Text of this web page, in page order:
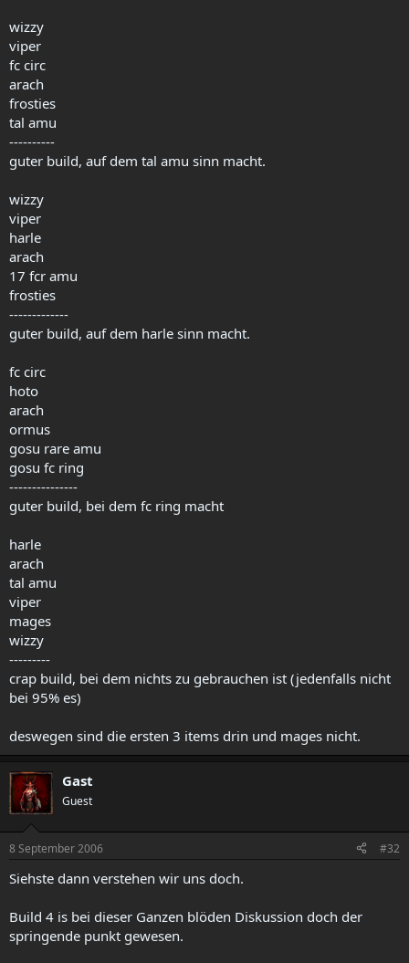
wizzy
viper
fc circ
arach
frosties
tal amu
----------
guter build, auf dem tal amu sinn macht.
wizzy
viper
harle
arach
17 fcr amu
frosties
-------------
guter build, auf dem harle sinn macht.
fc circ
hoto
arach
ormus
gosu rare amu
gosu fc ring
---------------
guter build, bei dem fc ring macht
harle
arach
tal amu
viper
mages
wizzy
---------
crap build, bei dem nichts zu gebrauchen ist (jedenfalls nicht
bei 95% es)
deswegen sind die ersten 3 items drin und mages nicht.
Gast
Guest
8 September 2006 #32
Siehste dann verstehen wir uns doch.
Build 4 is bei dieser Ganzen blöden Diskussion doch der
springende punkt gewesen.